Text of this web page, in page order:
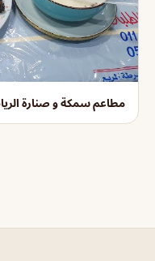
مطاعم سمكة و صنارة